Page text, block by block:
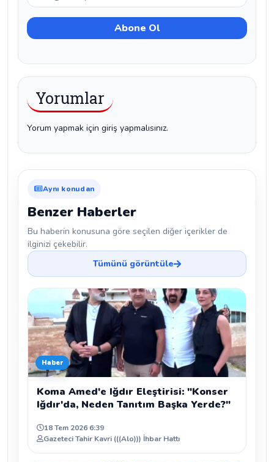
Yorumlar
Yorum yapmak için giriş yapmalısınız.
Aynı konudan
Benzer Haberler
Bu haberin konusuna göre seçilen diğer içerikler de
ilginizi çekebilir.
Tümünü görüntüle
Haber
Koma Amed'e Iğdır Eleştirisi: "Konser
Iğdır'da, Neden Tanıtım Başka Yerde?"
18 Tem 2026 6:39
Gazeteci Tahir Kavri (((Alo))) İhbar Hattı